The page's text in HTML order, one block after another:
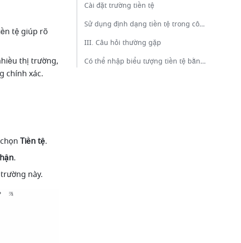
tệ giúp rõ
thị trường,
chính xác.
Tiền tệ.
.
này.
Cài đặt trường tiền tệ​
Sử dụng định dạng tiền tệ trong công thức và trường LOOKUP​
III. Câu hỏi thường gặp​
Có thể nhập biểu tượng tiền tệ bằng tay trong trường này không?​